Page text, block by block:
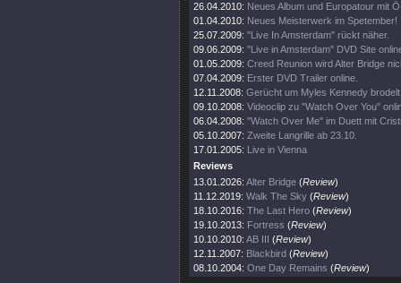
26.04.2010: Neues Album und Europatour mit
01.04.2010: Neues Meisterwerk im Spetember!
25.07.2009: "Live In Amsterdam" rückt näher.
09.06.2009: "Live in Amsterdam" DVD Site
01.05.2009: Creed Reunion wird Alter Bridge
07.04.2009: Erster DVD Trailer online.
12.11.2008: Gerücht um Myles Kennedy
09.10.2008: Videoclip zu "Watch Over You"
06.04.2008: "Watch Over Me" im Duett mit
05.10.2007: Zweite Langrille ab 23.10.
17.01.2005: Live in Vienna
Reviews
13.01.2026: Alter Bridge (Review)
11.12.2019: Walk The Sky (Review)
18.10.2016: The Last Hero (Review)
19.10.2013: Fortress (Review)
10.10.2010: AB III (Review)
12.11.2007: Blackbird (Review)
08.10.2004: One Day Remains (Review)